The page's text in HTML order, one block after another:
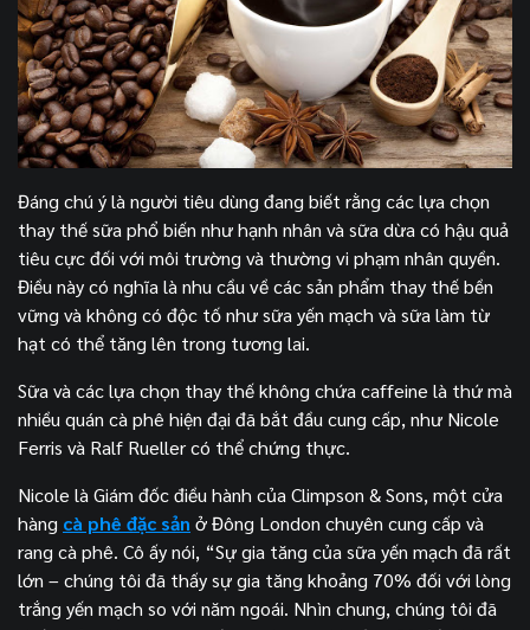
Đáng chú ý là người tiêu dùng đang biết rằng các lựa chọn
thay thế sữa phổ biến như hạnh nhân và sữa dừa có hậu quả
tiêu cực đối với môi trường và thường vi phạm nhân quyền.
Điều này có nghĩa là nhu cầu về các sản phẩm thay thế bền
vững và không có độc tố như sữa yến mạch và sữa làm từ
hạt có thể tăng lên trong tương lai.
Sữa và các lựa chọn thay thế không chứa caffeine là thứ mà
nhiều quán cà phê hiện đại đã bắt đầu cung cấp, như Nicole
Ferris và Ralf Rueller có thể chứng thực.
Nicole là Giám đốc điều hành của Climpson & Sons, một cửa
hàng cà phê đặc sản ở Đông London chuyên cung cấp và
rang cà phê. Cô ấy nói, “Sự gia tăng của sữa yến mạch đã rất
lớn – chúng tôi đã thấy sự gia tăng khoảng 70% đối với lòng
trắng yến mạch so với năm ngoái. Nhìn chung, chúng tôi đã